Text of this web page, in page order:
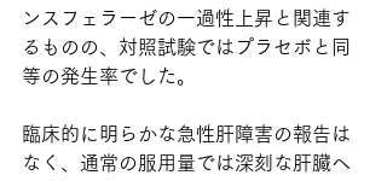
ンスフェラーゼの一過性上昇と関連す
るものの、対照試験ではプラセボと同
等の発生率でした。
臨床的に明らかな急性肝障害の報告は
なく、通常の服用量では深刻な肝臓へ